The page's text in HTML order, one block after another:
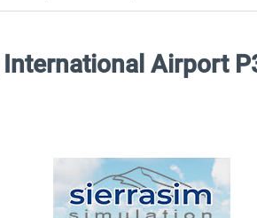
Airport